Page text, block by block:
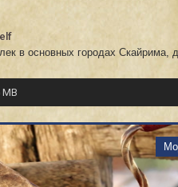
в основных городах Скайрима,